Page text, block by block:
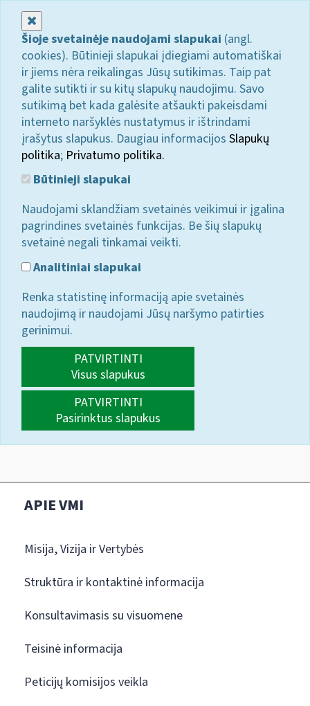
Šioje svetainėje naudojami slapukai (angl.
cookies). Būtinieji slapukai įdiegiami automatiškai
ir jiems nėra reikalingas Jūsų sutikimas. Taip pat
galite sutikti ir su kitų slapukų naudojimu. Savo
sutikimą bet kada galėsite atšaukti pakeisdami
interneto naršyklės nustatymus ir ištrindami
įrašytus slapukus. Daugiau informacijos Slapukų
politika; Privatumo politika.
Būtinieji slapukai
Naudojami sklandžiam svetainės veikimui ir įgalina
pagrindines svetainės funkcijas. Be šių slapukų
svetainė negali tinkamai veikti.
Analitiniai slapukai
Renka statistinę informaciją apie svetainės
naudojimą ir naudojami Jūsų naršymo patirties
gerinimui.
PATVIRTINTI
Visus slapukus
PATVIRTINTI
Pasirinktus slapukus
APIE VMI
Misija, Vizija ir Vertybės
Struktūra ir kontaktinė informacija
Konsultavimasis su visuomene
Teisinė informacija
Peticijų komisijos veikla